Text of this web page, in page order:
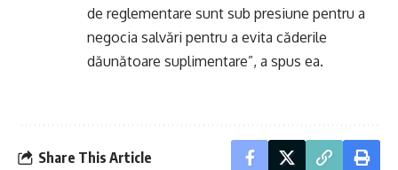
de reglementare sunt sub presiune pentru a
negocia salvări pentru a evita căderile
dăunătoare suplimentare”, a spus ea.
Share This Article